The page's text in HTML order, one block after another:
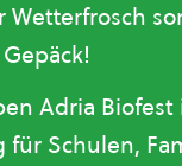
Wetterfrosch
Adria Biofest
für Schulen,